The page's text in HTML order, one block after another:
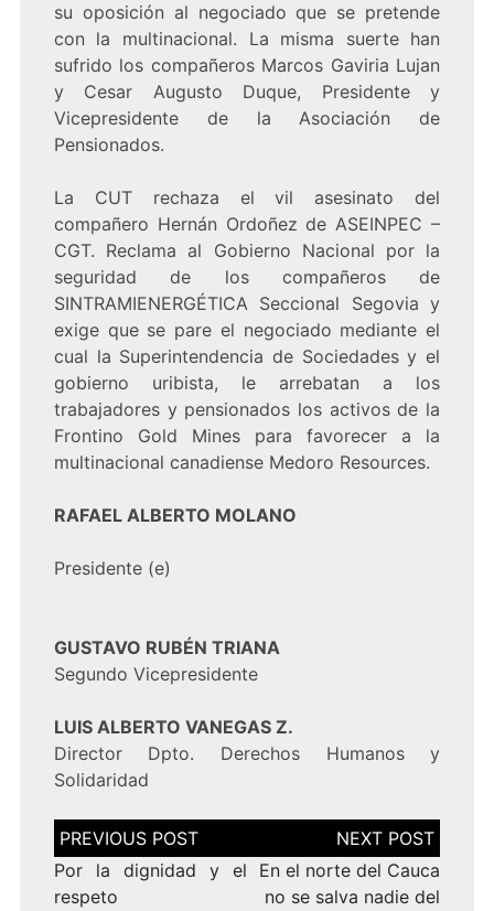
su oposición al negociado que se pretende
con la multinacional. La misma suerte han
sufrido los compañeros Marcos Gaviria Lujan
y Cesar Augusto Duque, Presidente y
Vicepresidente de la Asociación de
Pensionados.
La CUT rechaza el vil asesinato del
compañero Hernán Ordoñez de ASEINPEC –
CGT. Reclama al Gobierno Nacional por la
seguridad de los compañeros de
SINTRAMIENERGÉTICA Seccional Segovia y
exige que se pare el negociado mediante el
cual la Superintendencia de Sociedades y el
gobierno uribista, le arrebatan a los
trabajadores y pensionados los activos de la
Frontino Gold Mines para favorecer a la
multinacional canadiense Medoro Resources.
RAFAEL ALBERTO MOLANO
Presidente (e)
GUSTAVO RUBÉN TRIANA
Segundo Vicepresidente
LUIS ALBERTO VANEGAS Z.
Director Dpto. Derechos Humanos y
Solidaridad
Navegación
de
entradas
Por la dignidad y el
respeto
En el norte del Cauca
no se salva nadie del